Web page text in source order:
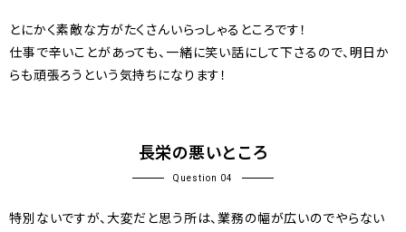
とにかく素敵な方がたくさんいらっしゃるところです！
仕事で辛いことがあっても、一緒に笑い話にして下さるので、明日か
らも頑張ろうという気持ちになります！
長栄の悪いところ
Question 04
特別ないですが、大変だと思う所は、業務の幅が広いのでやらない